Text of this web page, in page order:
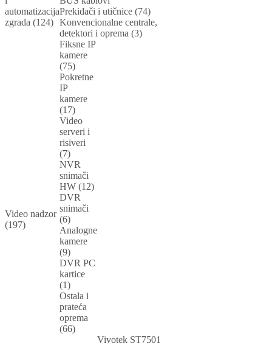
automatizacija
zgrada (124)
Prekidači i utičnice (74)
Konvencionalne centrale,
detektori i oprema (3)
Video nadzor
(197)
Fiksne IP
kamere
(75)
Pokretne
IP
kamere
(17)
Video
serveri i
risiveri
(7)
NVR
snimači
HW (12)
DVR
snimači
(6)
Analogne
kamere
(9)
DVR PC
kartice
(1)
Ostala i
prateća
oprema
(66)
Vivotek ST7501